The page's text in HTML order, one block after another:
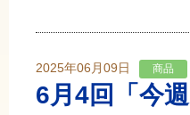
2025年06月09日 商品
6月4回「今